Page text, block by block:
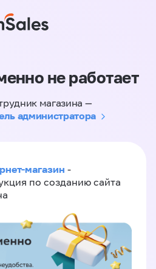
не работает
магазина —
администратора
магазин -
по созданию сайта